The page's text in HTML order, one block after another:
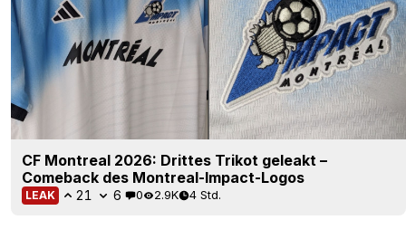
CF Montreal 2026: Drittes Trikot geleakt –
Comeback des Montreal-Impact-Logos
LEAK 21 6 0 2.9K 4 Std.